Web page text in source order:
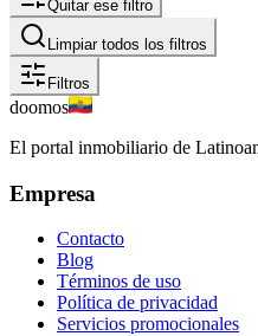
Quitar ese filtro
Limpiar todos los filtros
Filtros
doomos
El portal inmobiliario de
Empresa
Contacto
Blog
Términos de uso
Política de privacidad
Servicios promocionales